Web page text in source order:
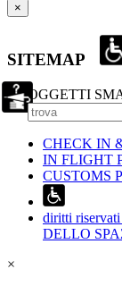
×
SITEMAP
OGGETTI
CHECK IN
IN FLIGHT
CUSTOMS
diritti
DELLO
×